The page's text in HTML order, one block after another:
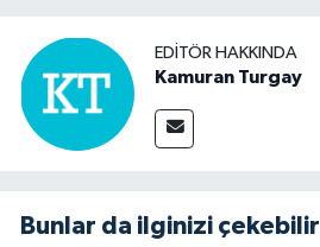
EDITÖR HAKKINDA
Kamuran Turgay
Bunlar da ilginizi çekebilir